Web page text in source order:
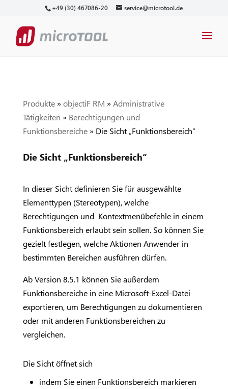
+49 (30) 467086-20 service@microtool.de
Produkte»objectiF RM »Administrative
Tätigkeiten » Berechtigungen und
Funktionsbereiche» Die Sicht „Funktionsbereich“
Die Sicht „Funktionsbereich“
In dieser Sicht definieren Sie für ausgewählte
Elementtypen (Stereotypen), welche
Berechtigungen und Kontextmenübefehle in einem
Funktionsbereich erlaubt sein sollen. So können Sie
gezielt festlegen, welche Aktionen Anwender in
bestimmten Bereichen ausführen dürfen.
Ab Version 8.5.1 können Sie außerdem
Funktionsbereiche in eine Microsoft-Excel-Datei
exportieren, um Berechtigungen zu dokumentieren
oder mit anderen Funktionsbereichen zu
vergleichen.
Die Sicht öffnet sich
indem Sie einen Funktionsbereich markieren